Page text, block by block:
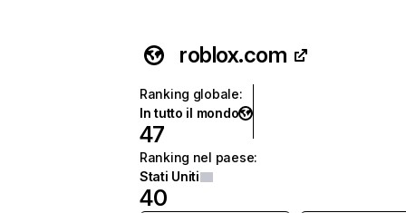
roblox.com
Ranking globale:
In tutto il mondo
47
Ranking nel paese:
Stati Uniti
40